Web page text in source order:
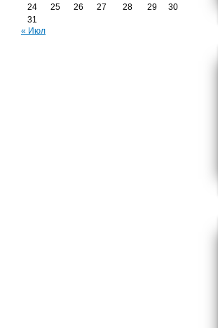
24
25 26 27 28 29
30
31
« Июл